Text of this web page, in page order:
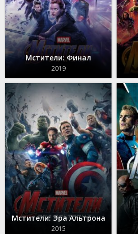
Мстители: Финал
2019
Мстители: Эра Альтрона
2015